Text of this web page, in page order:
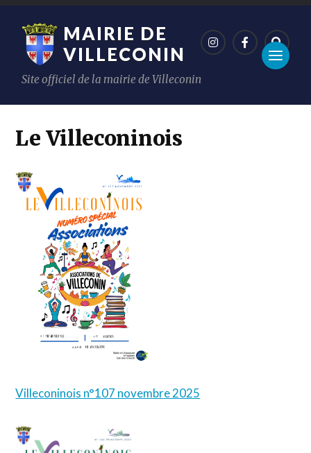
MAIRIE DE
VILLECONIN
Site officiel de la mairie de Villeconin
Le Villeconinois
Villeconinois n°107 novembre 2025